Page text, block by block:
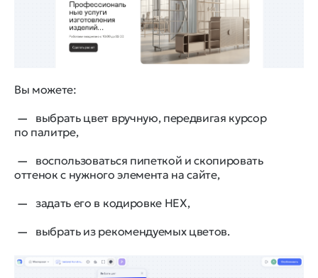
Вы можете:
выбрать цвет вручную, передвигая курсор
по палитре,
воспользоваться пипеткой и скопировать
оттенок с нужного элемента на сайте,
задать его в кодировке HEX,
выбрать из рекомендуемых цветов.